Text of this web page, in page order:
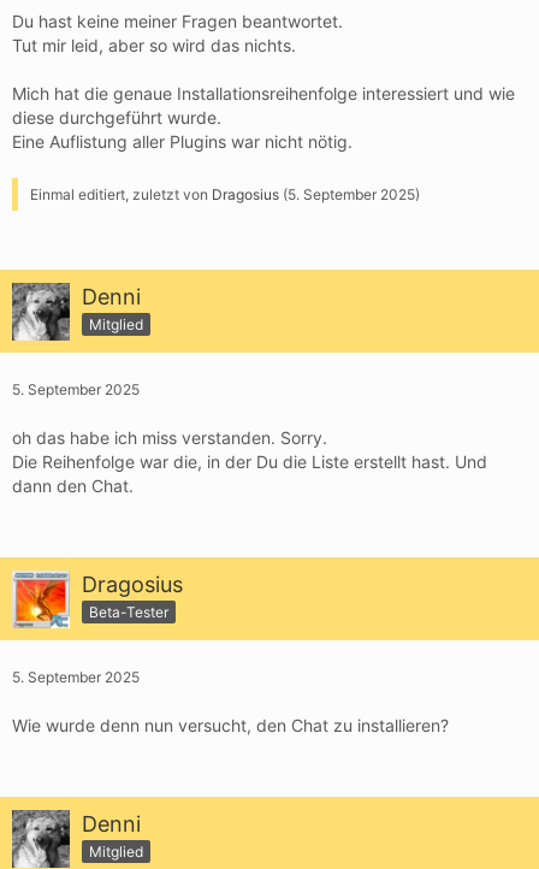
Du hast keine meiner Fragen beantwortet.
Tut mir leid, aber so wird das nichts.
Mich hat die genaue Installationsreihenfolge interessiert und wie
diese durchgeführt wurde.
Eine Auflistung aller Plugins war nicht nötig.
Einmal editiert, zuletzt von Dragosius (5. September 2025)
Denni
Mitglied
5. September 2025
oh das habe ich miss verstanden. Sorry.
Die Reihenfolge war die, in der Du die Liste erstellt hast. Und
dann den Chat.
Dragosius
Beta-Tester
5. September 2025
Wie wurde denn nun versucht, den Chat zu installieren?
Denni
Mitglied